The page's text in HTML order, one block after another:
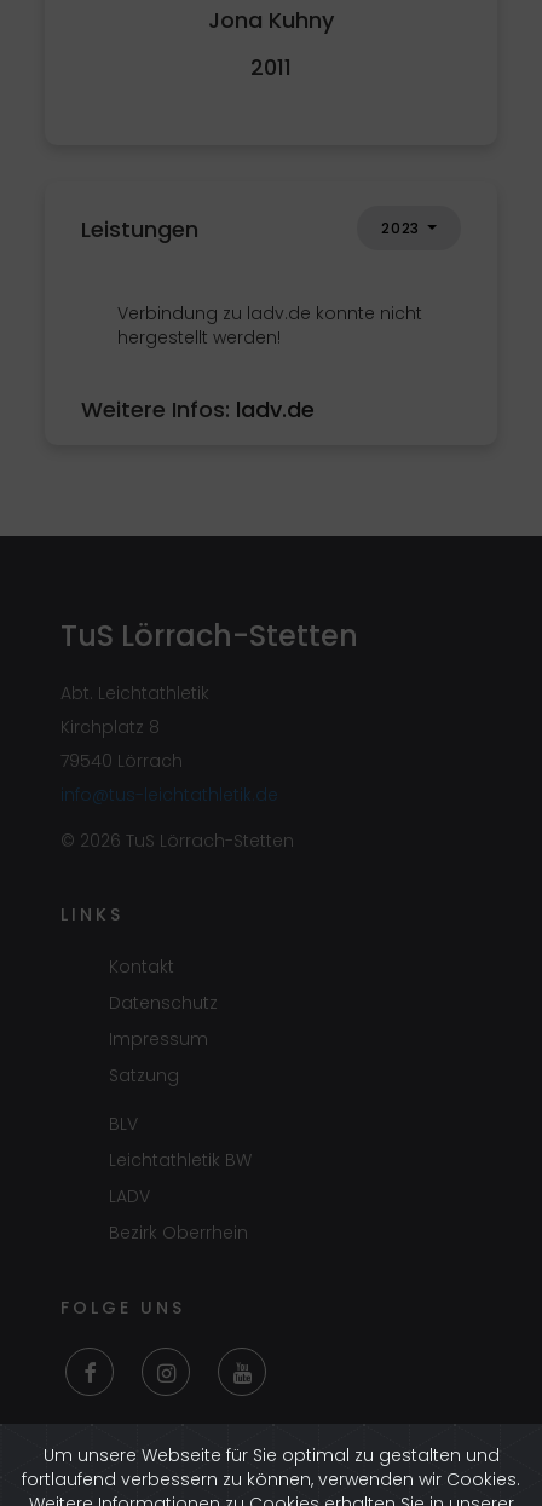
Jona Kuhny
2011
Leistungen 2023
Verbindung zu ladv.de konnte nicht
hergestellt werden!
Weitere Infos: ladv.de
TuS Lörrach-Stetten
Abt. Leichtathletik
Kirchplatz 8
79540 Lörrach
info@tus-leichtathletik.de
© 2026 TuS Lörrach-Stetten
LINKS
Kontakt
Datenschutz
Impressum
Satzung
BLV
Leichtathletik BW
LADV
Bezirk Oberrhein
FOLGE UNS
LOGIN
Logge dichhierim Adminpanel an.
Um unsere Webseite für Sie optimal zu gestalten und
fortlaufend verbessern zu können, verwenden wir Cookies.